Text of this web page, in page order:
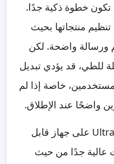
تكون خطوة ذكية جدًا.
منتجاتها بحيث
واضحة. لكن
للطي، قد يؤدي تبديل
خاصة إذا لم
واضحًا عند الإطلاق.
كما أن استخدام اسم Ultra على جهاز قابل
عالية جدًا من حيث